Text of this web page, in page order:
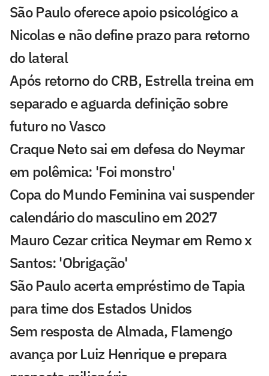
São Paulo oferece apoio psicológico a
Nicolas e não define prazo para retorno
do lateral
Após retorno do CRB, Estrella treina em
separado e aguarda definição sobre
futuro no Vasco
Craque Neto sai em defesa do Neymar
em polêmica: 'Foi monstro'
Copa do Mundo Feminina vai suspender
calendário do masculino em 2027
Mauro Cezar critica Neymar em Remo x
Santos: 'Obrigação'
São Paulo acerta empréstimo de Tapia
para time dos Estados Unidos
Sem resposta de Almada, Flamengo
avança por Luiz Henrique e prepara